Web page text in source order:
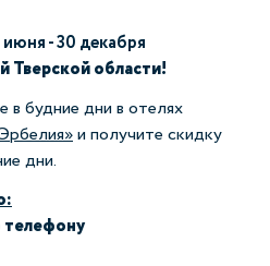
июня - 30 декабря
Тверской области!
в будние дни в отелях
и получите скидку
дни.
телефону